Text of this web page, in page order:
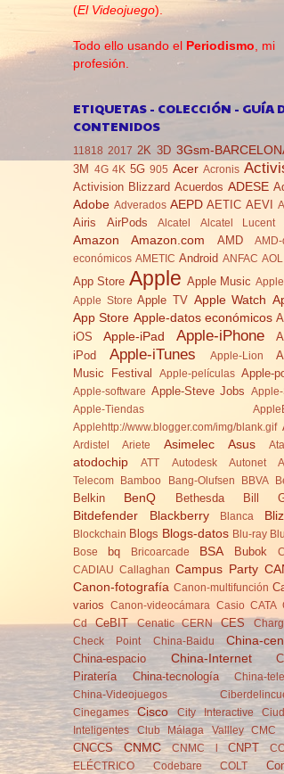
(El Videojuego).
Todo ello usando el Periodismo , mi
profesión.
ETIQUETAS - COLECCIÓN - GUÍA
CONTENIDOS
11818 2017 2K 3D 3Gsm-
3M 4G 4K 5G 905 Acer Acronis
Activision Blizzard Acuerdos ADESE
Adobe Adverados AEPD AETIC AEVI
Airis AirPods Alcatel Alcatel Lucent
Amazon Amazon.com AMD
económicos AMETIC Android ANFAC AOL
App Store Apple Apple Music
Apple Store Apple TV Apple Watch
App Store Apple-datos económicos
iOS
Apple-iPad Apple-iPhone
iPod
Apple-iTunes Apple-Lion
Music Festival
Apple-películas Apple-
Apple-software Apple-Steve Jobs
Apple-Tiendas
Applehttp://www.blogger.com/img/blank.gif
Ardistel Ariete Asimelec Asus
atodochip ATT Autodesk Autonet
Telecom
Bamboo Bang-Olufsen BBVA
Belkin BenQ Bethesda Bill
Bitdefender Blackberry Blanca
Blockchain Blogs Blogs-datos Blu-ray
Bose
bq Brico­arcade BSA Bubok
CADIAU Callaghan Campus Party
Canon-fotografía Canon-multifunción
varios
Canon-videocámara Casio CATA
Cd
CeBIT Cenatic CERN CES
Check Point
China-Baidu China-
China-espacio China-Internet
Piratería
China-tecnología
China-
China-Videojuegos
Cinegames
Cisco City Interactive
Inteligentes
Club Málaga Vallley CMC
CNCCS
CNMC CNMC l CNPT
ELÉCTRICO
Codebare COLT